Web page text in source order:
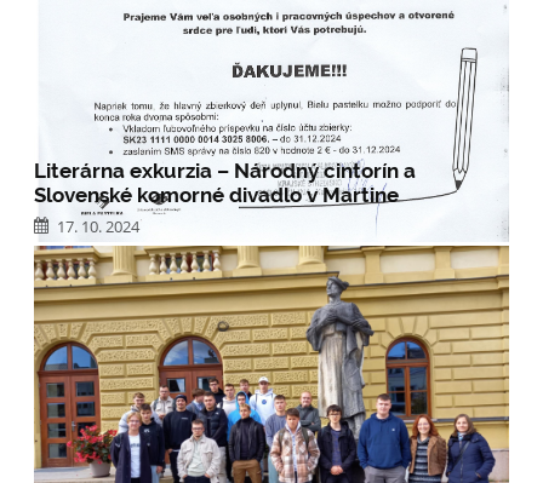
BIELA
PASTELKA
2024:
ČÍTAŤ VIAC
Literárna exkurzia – Národný cintorín a
Slovenské komorné divadlo v Martine
17. 10. 2024